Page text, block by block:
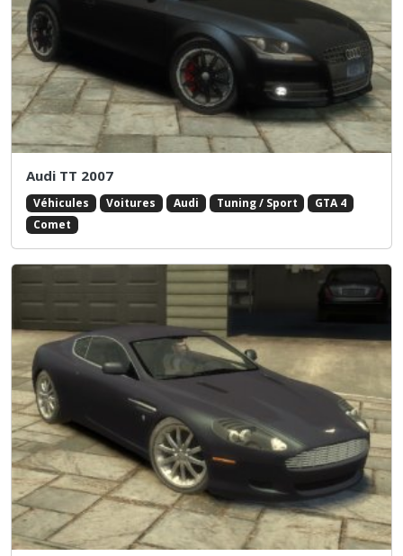
Audi TT 2007
Véhicules Voitures Audi Tuning / Sport
GTA 4
Comet